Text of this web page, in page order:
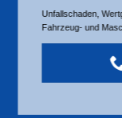
Unfallschaden,
Fahrzeug- und